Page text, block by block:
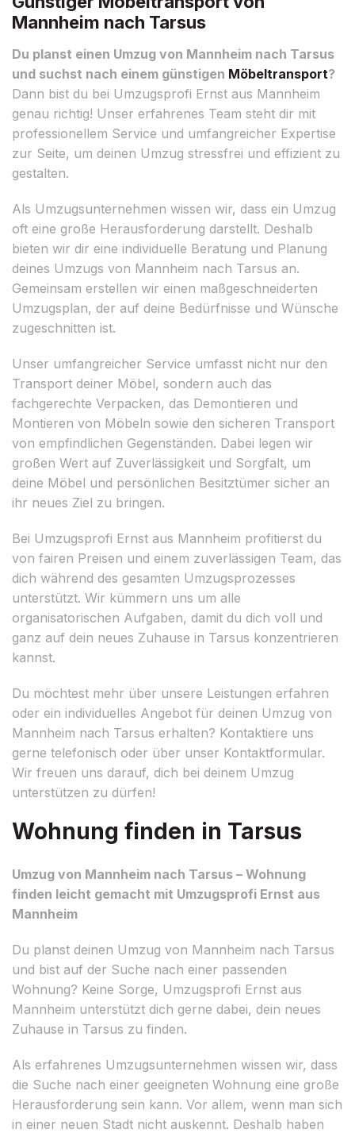
Mannheim nach Tarsus
Du planst einen Umzug von Mannheim nach Tarsus
und suchst nach einem günstigen Möbeltransport?
Dann bist du bei Umzugsprofi Ernst aus Mannheim
genau richtig! Unser erfahrenes Team steht dir mit
professionellem Service und umfangreicher Expertise
zur Seite, um deinen Umzug stressfrei und effizient zu
gestalten.
Als Umzugsunternehmen wissen wir, dass ein Umzug
oft eine große Herausforderung darstellt. Deshalb
bieten wir dir eine individuelle Beratung und Planung
deines Umzugs von Mannheim nach Tarsus an.
Gemeinsam erstellen wir einen maßgeschneiderten
Umzugsplan, der auf deine Bedürfnisse und Wünsche
zugeschnitten ist.
Unser umfangreicher Service umfasst nicht nur den
Transport deiner Möbel, sondern auch das
fachgerechte Verpacken, das Demontieren und
Montieren von Möbeln sowie den sicheren Transport
von empfindlichen Gegenständen. Dabei legen wir
großen Wert auf Zuverlässigkeit und Sorgfalt, um
deine Möbel und persönlichen Besitztümer sicher an
ihr neues Ziel zu bringen.
Bei Umzugsprofi Ernst aus Mannheim profitierst du
von fairen Preisen und einem zuverlässigen Team, das
dich während des gesamten Umzugsprozesses
unterstützt. Wir kümmern uns um alle
organisatorischen Aufgaben, damit du dich voll und
ganz auf dein neues Zuhause in Tarsus konzentrieren
kannst.
Du möchtest mehr über unsere Leistungen erfahren
oder ein individuelles Angebot für deinen Umzug von
Mannheim nach Tarsus erhalten? Kontaktiere uns
gerne telefonisch oder über unser Kontaktformular.
Wir freuen uns darauf, dich bei deinem Umzug
unterstützen zu dürfen!
Wohnung finden in Tarsus
Umzug von Mannheim nach Tarsus – Wohnung
finden leicht gemacht mit Umzugsprofi Ernst aus
Mannheim
Du planst deinen Umzug von Mannheim nach Tarsus
und bist auf der Suche nach einer passenden
Wohnung? Keine Sorge, Umzugsprofi Ernst aus
Mannheim unterstützt dich gerne dabei, dein neues
Zuhause in Tarsus zu finden.
Als erfahrenes Umzugsunternehmen wissen wir, dass
die Suche nach einer geeigneten Wohnung eine große
Herausforderung sein kann. Vor allem, wenn man sich
in einer neuen Stadt nicht auskennt. Deshalb haben